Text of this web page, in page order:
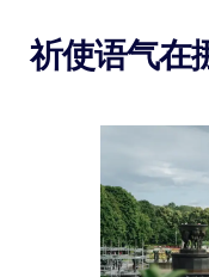
祈使语气在